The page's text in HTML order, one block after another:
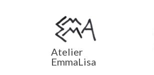
Atelier
EmmaLisa